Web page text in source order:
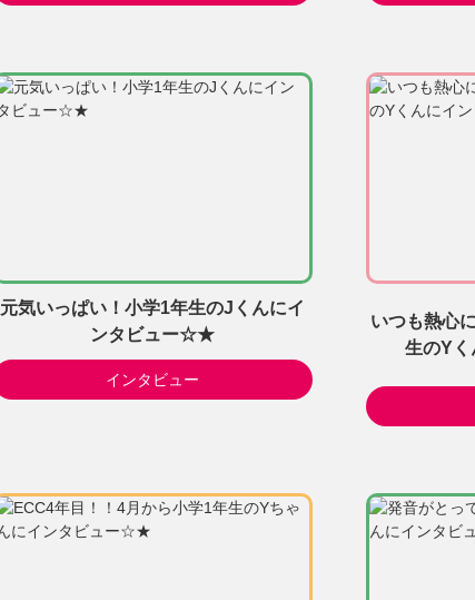
元気いっぱい！小学1年生のJくんにイ
ンタビュー☆★
インタビュー
いつも熱心
生のY